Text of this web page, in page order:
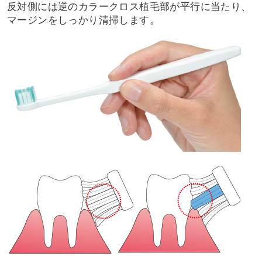
反対側には逆のカラークロス植毛部が平行に当たり、
マージンをしっかり清掃します。